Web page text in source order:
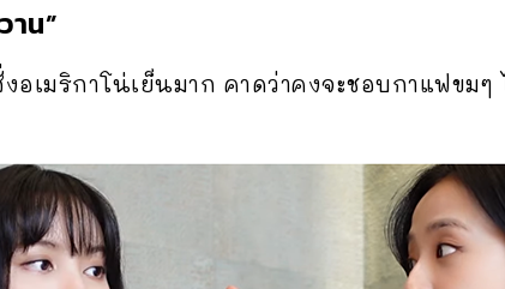
าน”
เมริกาโน่เย็นมาก คาดว่าคงจะชอบกาแฟขมๆ